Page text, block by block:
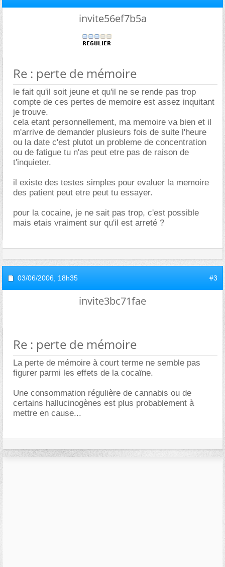
invite56ef7b5a
Re : perte de mémoire
le fait qu'il soit jeune et qu'il ne se rende pas trop
compte de ces pertes de memoire est assez inquitant
je trouve.
cela etant personnellement, ma memoire va bien et il
m'arrive de demander plusieurs fois de suite l'heure
ou la date c'est plutot un probleme de concentration
ou de fatigue tu n'as peut etre pas de raison de
t'inquieter.
il existe des testes simples pour evaluer la memoire
des patient peut etre peut tu essayer.
pour la cocaine, je ne sait pas trop, c'est possible
mais etais vraiment sur qu'il est arreté ?
03/06/2006, 18h35 #3
invite3bc71fae
Re : perte de mémoire
La perte de mémoire à court terme ne semble pas
figurer parmi les effets de la cocaïne.
Une consommation régulière de cannabis ou de
certains hallucinogènes est plus probablement à
mettre en cause...